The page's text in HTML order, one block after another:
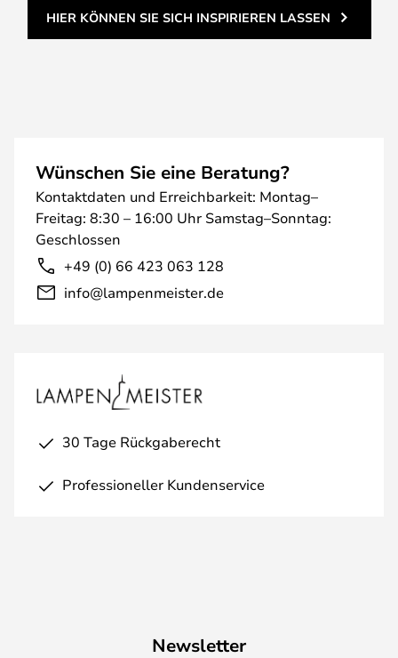
HIER KÖNNEN SIE SICH INSPIRIEREN LASSEN
Wünschen Sie eine Beratung?
Kontaktdaten und Erreichbarkeit: Montag–
Freitag: 8:30 – 16:00 Uhr Samstag–Sonntag:
Geschlossen
+49 (0) 66 423 063 128
info@lampenmeister.de
30 Tage Rückgaberecht
Professioneller Kundenservice
Newsletter